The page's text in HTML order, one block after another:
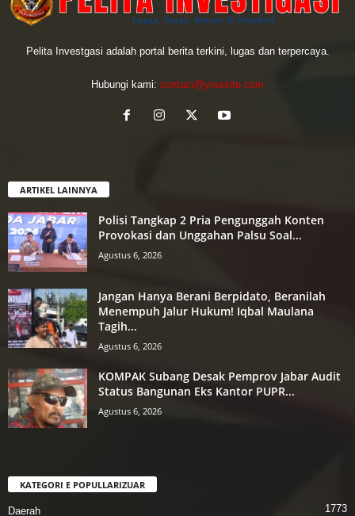
Pelita Investgasi adalah portal berita terkini, lugas dan terpercaya.
Hubungi kami: contact@yoursite.com
ARTIKEL LAINNYA
Polisi Tangkap 2 Pria Pengunggah Konten
Provokasi dan Unggahan Palsu Soal...
Agustus 6, 2026
Jangan Hanya Berani Berpidato, Beranilah
Menempuh Jalur Hukum! Iqbal Maulana
Tagih...
Agustus 6, 2026
KOMPAK Subang Desak Pemprov Jabar Audit
Status Bangunan Eks Kantor PUPR...
Agustus 6, 2026
KATEGORI E POPULLARIZUAR
Daerah 1773